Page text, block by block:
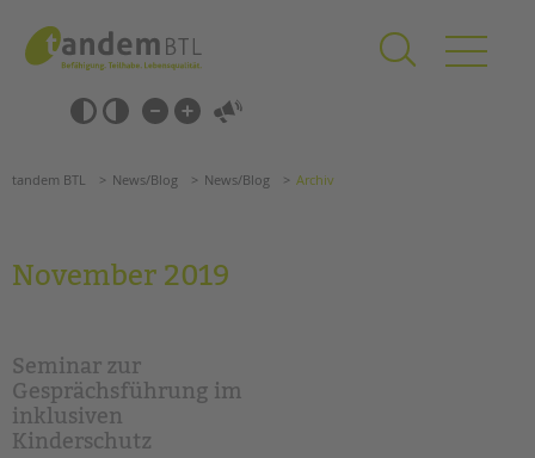
springen
Barrierefrei-
Einstellungen
überspringen
überspringen
Förderzentren
Kollegs
EFöB
Schulbezogene Sozialarbeit
tandem BTL News/Blog News/Blog Archiv
November 2019
Seminar zur
Gesprächsführung im
inklusiven
Kinderschutz